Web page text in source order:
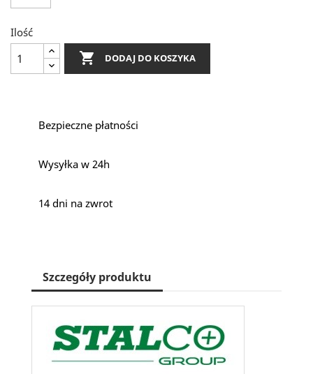
Ilość
 DODAJ DO KOSZYKA
Bezpieczne płatności
Wysyłka w 24h
14 dni na zwrot
Szczegóły produktu